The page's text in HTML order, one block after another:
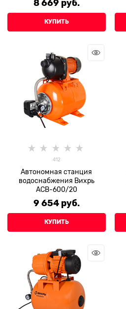
8 669 руб.
КУПИТЬ
412
Автономная станция
водоснабжения Вихрь
АСВ-600/20
9 654 руб.
КУПИТЬ